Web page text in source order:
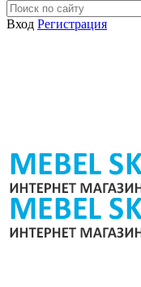
Вход Регистрация